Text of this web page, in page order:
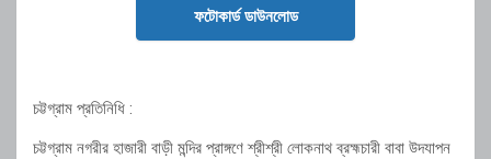
ফটোকার্ড ডাউনলোড
চট্টগ্রাম প্রতিনিধি :
চট্টগ্রাম নগরীর হাজারী বাড়ী মন্দির প্রাঙ্গণে শ্রীশ্রী লোকনাথ ব্রহ্মচারী বাবা উদযাপন